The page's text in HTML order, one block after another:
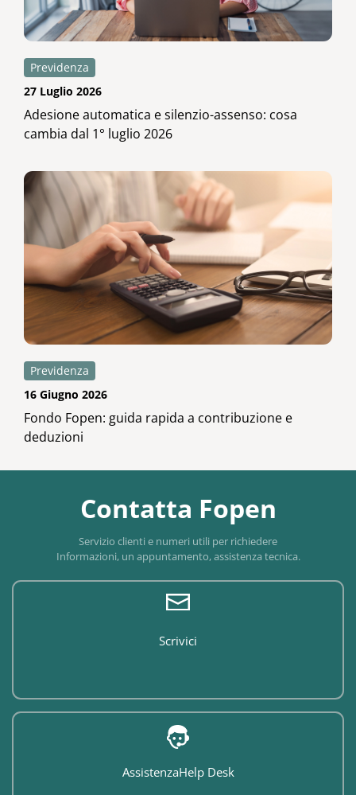
Previdenza
27 Luglio 2026
Adesione automatica e silenzio-assenso: cosa
cambia dal 1° luglio 2026
Previdenza
16 Giugno 2026
Fondo Fopen: guida rapida a contribuzione e
deduzioni
Contatta Fopen
Servizio clienti e numeri utili per richiedere
Informazioni, un appuntamento, assistenza tecnica.
Scrivici
AssistenzaHelp Desk